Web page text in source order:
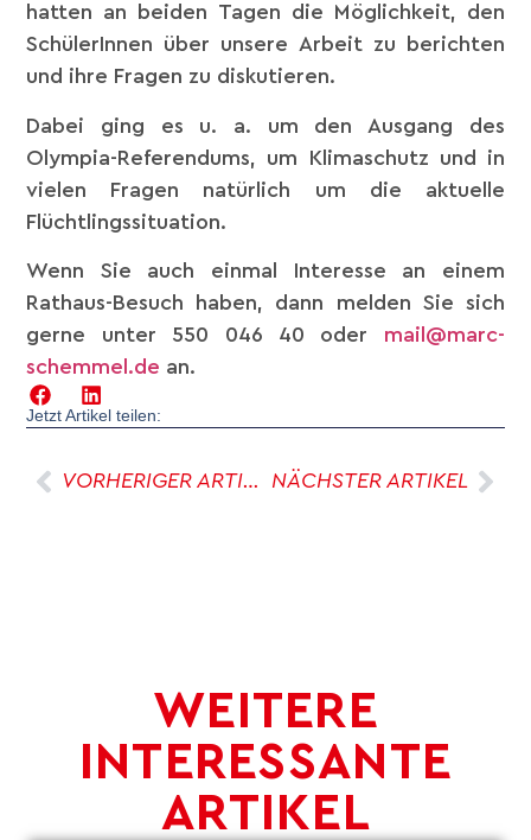
hatten an beiden Tagen die Möglichkeit, den
SchülerInnen über unsere Arbeit zu berichten
und ihre Fragen zu diskutieren.
Dabei ging es u. a. um den Ausgang des
Olympia-Referendums, um Klimaschutz und in
vielen Fragen natürlich um die aktuelle
Flüchtlingssituation.
Wenn Sie auch einmal Interesse an einem
Rathaus-Besuch haben, dann melden Sie sich
gerne unter 550 046 40 oder mail@marc-
schemmel.de an.
Jetzt Artikel teilen:
VORHERIGER ARTIKEL NÄCHSTER ARTIKEL
WEITERE
INTERESSANTE
ARTIKEL